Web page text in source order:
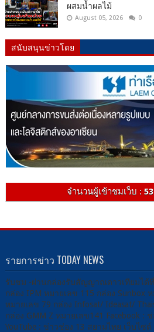
ผสมน้ำผลไม้
August 05, 2026 0
สนับสนุนข่าวโดย
จำนวนผู้เข้าชมเว็บ :
รายการข่าว TODAY NEWS
รับชม -ผ่านกล่องรับสัญญาณดาวเทียมได้ที่
กล่อง IPM หมายเลข 115 กล่อง Sunbox
หมายเลข 79 กล่อง Infosat/ Ideasat/
กล่อง GMM Z หมายเลข141 Facebook :
YouTube : ข่าวช่อง 13 สยามไทย เว็บไซต์